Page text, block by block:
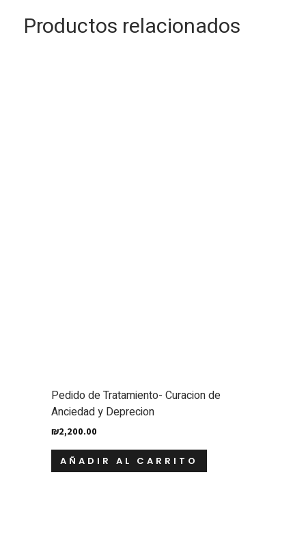
cantidad
Productos relacionados
Pedido de Tratamiento- Curacion de
Anciedad y Deprecion
₪2,200.00
AÑADIR AL CARRITO